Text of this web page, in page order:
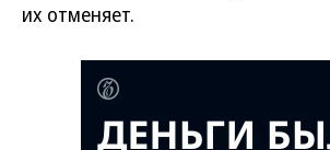
их отменяет.